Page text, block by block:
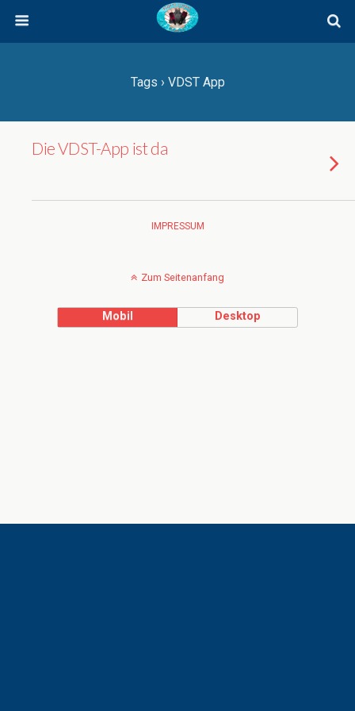
Tags › VDST App
Die VDST-App ist da
IMPRESSUM
Zum Seitenanfang
Mobil Desktop